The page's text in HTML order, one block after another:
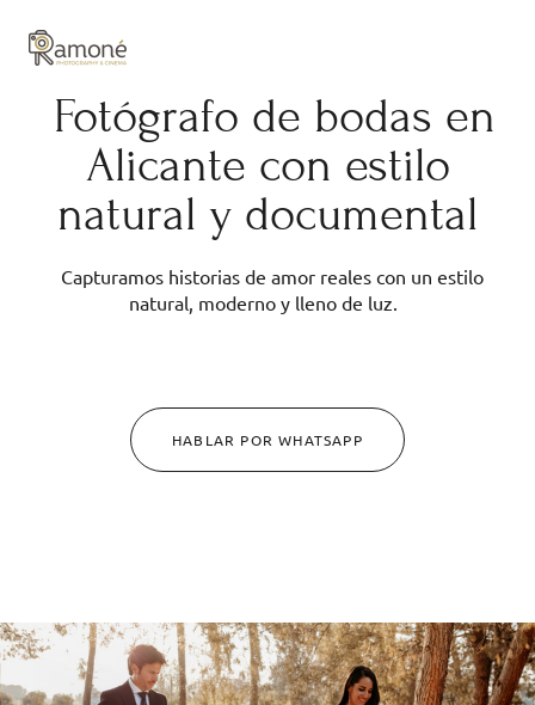
Fotógrafo de bodas en
Alicante con estilo
natural y documental
Capturamos historias de amor reales con un estilo
natural, moderno y lleno de luz.
HABLAR POR WHATSAPP